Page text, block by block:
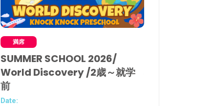
満席
SUMMER SCHOOL 2026/
World Discovery /2歳～就学
前
Date: